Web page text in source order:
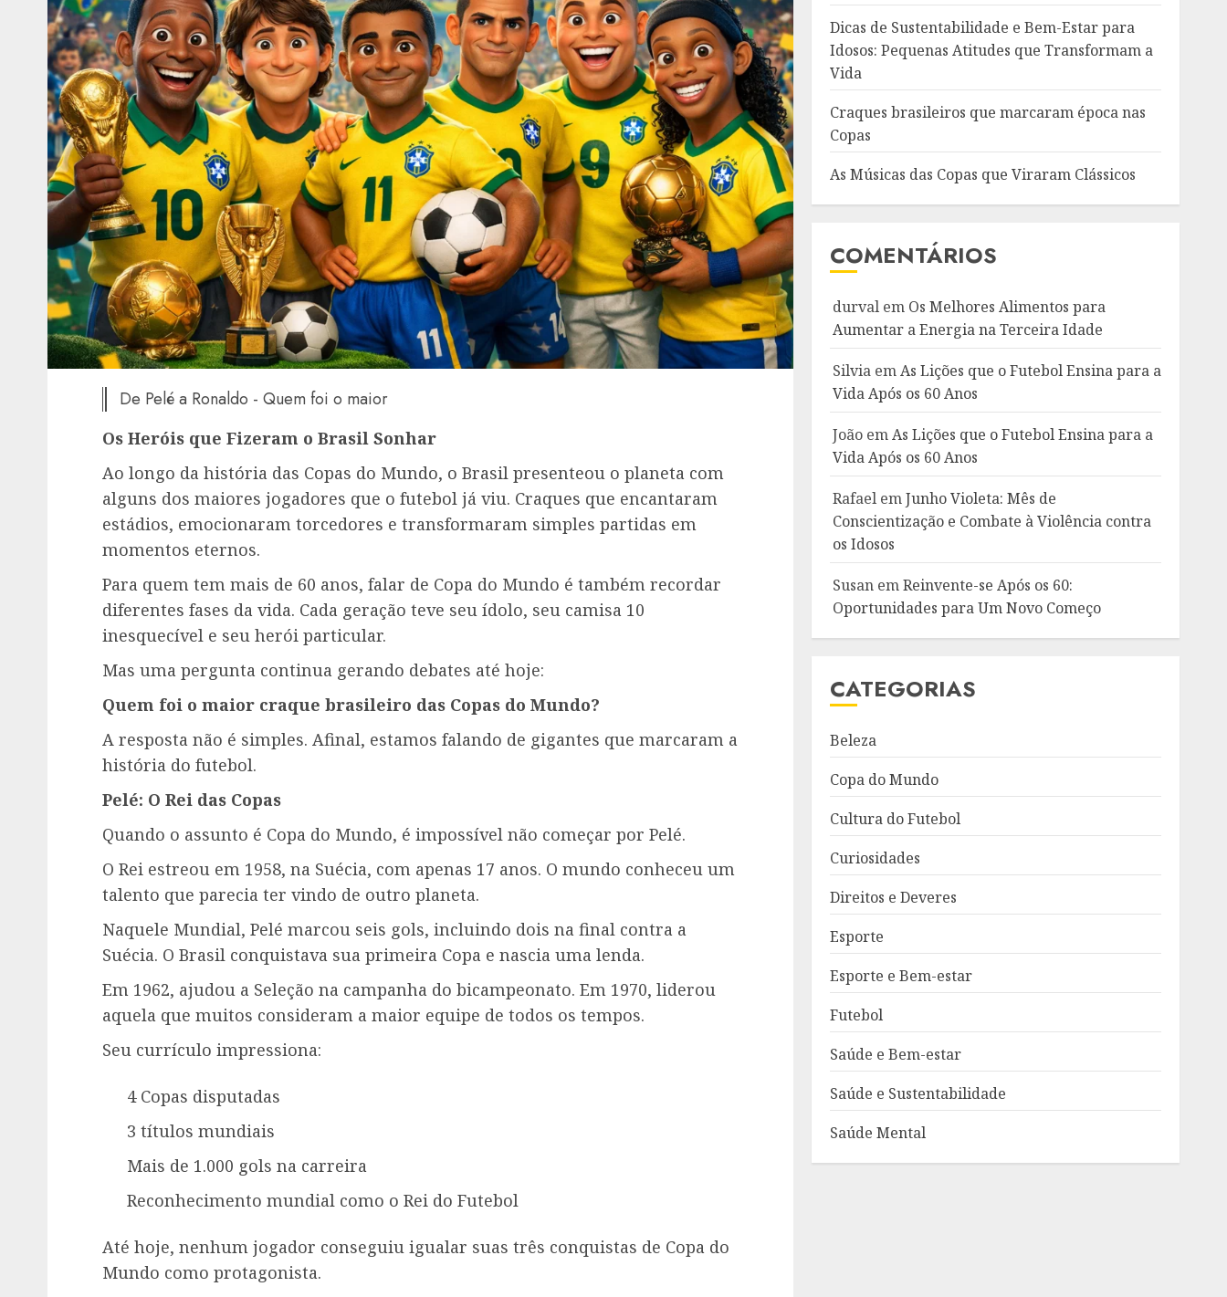
De Pelé a Ronaldo - Quem foi o maior
Os Heróis que Fizeram o Brasil Sonhar
Ao longo da história das Copas do Mundo, o Brasil presenteou o planeta com
alguns dos maiores jogadores que o futebol já viu. Craques que encantaram
estádios, emocionaram torcedores e transformaram simples partidas em
momentos eternos.
Para quem tem mais de 60 anos, falar de Copa do Mundo é também recordar
diferentes fases da vida. Cada geração teve seu ídolo, seu camisa 10
inesquecível e seu herói particular.
Mas uma pergunta continua gerando debates até hoje:
Quem foi o maior craque brasileiro das Copas do Mundo?
A resposta não é simples. Afinal, estamos falando de gigantes que marcaram a
história do futebol.
Pelé: O Rei das Copas
Quando o assunto é Copa do Mundo, é impossível não começar por Pelé.
O Rei estreou em 1958, na Suécia, com apenas 17 anos. O mundo conheceu um
talento que parecia ter vindo de outro planeta.
Naquele Mundial, Pelé marcou seis gols, incluindo dois na final contra a
Suécia. O Brasil conquistava sua primeira Copa e nascia uma lenda.
Em 1962, ajudou a Seleção na campanha do bicampeonato. Em 1970, liderou
aquela que muitos consideram a maior equipe de todos os tempos.
Seu currículo impressiona:
4 Copas disputadas
3 títulos mundiais
Mais de 1.000 gols na carreira
Reconhecimento mundial como o Rei do Futebol
Até hoje, nenhum jogador conseguiu igualar suas três conquistas de Copa do
Mundo como protagonista.
Dicas de Sustentabilidade e Bem-Estar para
Idosos: Pequenas Atitudes que Transformam a
Vida
Craques brasileiros que marcaram época nas
Copas
As Músicas das Copas que Viraram Clássicos
COMENTÁRIOS
durvalem Os Melhores Alimentos para
Aumentar a Energia na Terceira Idade
SilviaemAs Lições que o Futebol Ensina para a
Vida Após os 60 Anos
JoãoemAs Lições que o Futebol Ensina para a
Vida Após os 60 Anos
RafaelemJunho Violeta: Mês de
Conscientização e Combate à Violência contra
os Idosos
SusanemReinvente-se Após os 60:
Oportunidades para Um Novo Começo
CATEGORIAS
Beleza
Copa do Mundo
Cultura do Futebol
Curiosidades
Direitos e Deveres
Esporte
Esporte e Bem-estar
Futebol
Saúde e Bem-estar
Saúde e Sustentabilidade
Saúde Mental